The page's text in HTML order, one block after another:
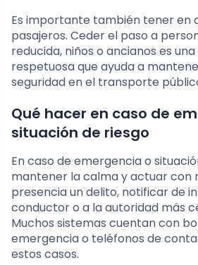
Es importante también tener en
pasajeros. Ceder el paso a
reducida, niños o ancianos es
respetuosa que ayuda a
seguridad en el transporte
Qué hacer en caso de
situación de riesgo
En caso de emergencia o
mantener la calma y actuar con
presencia un delito, notificar de
conductor o a la autoridad más
Muchos sistemas cuentan con
emergencia o teléfonos de
estos casos.